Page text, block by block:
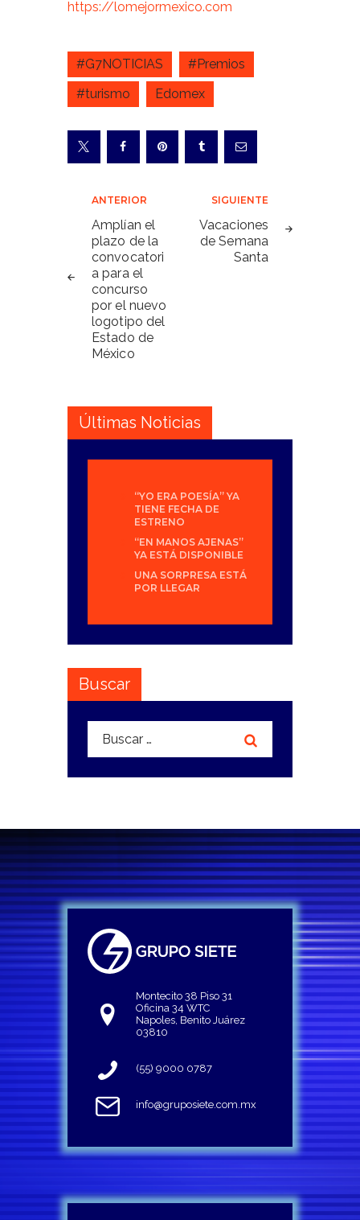
https://lomejormexico.com
#G7NOTICIAS
#Premios
#turismo
Edomex
Navegación
de
entradas
ANTERIOR
Amplían el
plazo de la
convocatori
a para el
concurso
por el nuevo
logotipo del
Estado de
México
SIGUIENTE
Vacaciones
de Semana
Santa
Últimas Noticias
“YO ERA POESÍA” YA
TIENE FECHA DE
ESTRENO
“EN MANOS AJENAS”
YA ESTÁ DISPONIBLE
UNA SORPRESA ESTÁ
POR LLEGAR
Buscar
Buscar:
Montecito 38 Piso 31
Oficina 34 WTC
Napoles, Benito Juárez
03810
(55) 9000 0787
info@gruposiete.com.mx